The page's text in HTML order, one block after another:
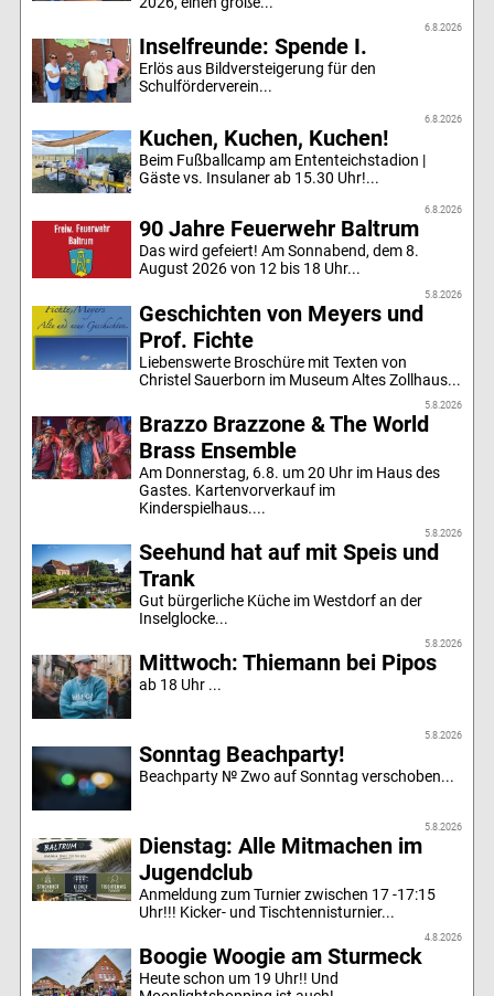
6.8.2026
Inselfreunde: Spende I.
Erlös aus Bildversteigerung für den
Schulförderverein...
6.8.2026
Kuchen, Kuchen, Kuchen!
Beim Fußballcamp am Ententeichstadion |
Gäste vs. Insulaner ab 15.30 Uhr!...
6.8.2026
90 Jahre Feuerwehr Baltrum
Das wird gefeiert! Am Sonnabend, dem 8.
August 2026 von 12 bis 18 Uhr...
5.8.2026
Geschichten von Meyers und
Prof. Fichte
Liebenswerte Broschüre mit Texten von
Christel Sauerborn im Museum Altes Zollhaus...
5.8.2026
Brazzo Brazzone & The World
Brass Ensemble
Am Donnerstag, 6.8. um 20 Uhr im Haus des
Gastes. Kartenvorverkauf im
Kinderspielhaus....
5.8.2026
Seehund hat auf mit Speis und
Trank
Gut bürgerliche Küche im Westdorf an der
Inselglocke...
5.8.2026
Mittwoch: Thiemann bei Pipos
ab 18 Uhr ...
5.8.2026
Sonntag Beachparty!
Beachparty № Zwo auf Sonntag verschoben...
5.8.2026
Dienstag: Alle Mitmachen im
Jugendclub
Anmeldung zum Turnier zwischen 17 -17:15
Uhr!!! Kicker- und Tischtennisturnier...
4.8.2026
Boogie Woogie am Sturmeck
Heute schon um 19 Uhr!! Und